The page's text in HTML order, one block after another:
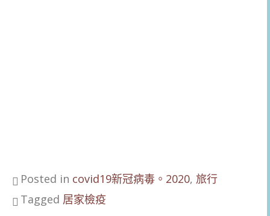
Posted in covid19新冠病毒。2020, 旅行
Tagged 居家檢疫